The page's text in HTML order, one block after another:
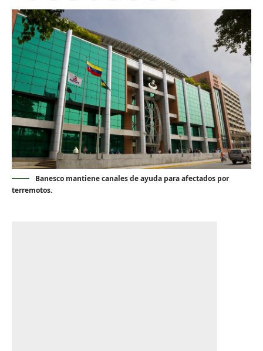
Banesco mantiene canales de ayuda para afectados por
terremotos.